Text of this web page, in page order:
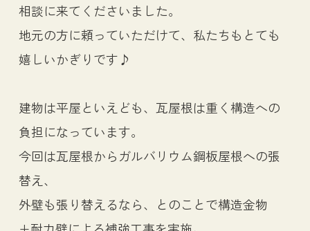
相談に来てくださいました。
地元の方に頼っていただけて、私たちもとても
嬉しいかぎりです♪
建物は平屋といえども、瓦屋根は重く構造への
負担になっています。
今回は瓦屋根からガルバリウム鋼板屋根への張
替え、
外壁も張り替えるなら、とのことで構造金物